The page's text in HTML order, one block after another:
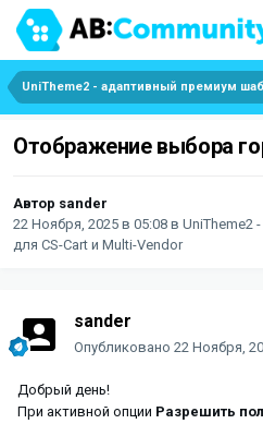
Отображение выбора
Автор sander
22 Ноября, 2025 в 05:08 в UniTheme2
для CS-Cart и Multi-Vendor
sander
Опубликовано 22 Ноября,
Добрый день!
При активной опции Разрешить